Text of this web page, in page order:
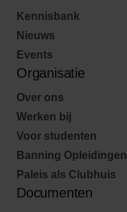
Kennisbank
Nieuws
Events
Organisatie
Over ons
Werken bij
Voor studenten
Banning Opleidingen
Paleis als Clubhuis
Documenten